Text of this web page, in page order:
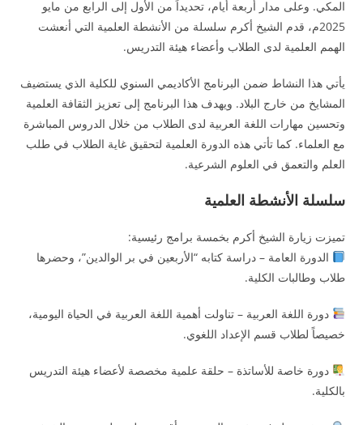
المكي. وعلى مدار أربعة أيام، تحديداً من الأول إلى الرابع من مايو
2025م، قدم الشيخ أكرم سلسلة من الأنشطة العلمية التي أنعشت
الهمم العلمية لدى الطلاب وأعضاء هيئة التدريس.
يأتي هذا النشاط ضمن البرنامج الأكاديمي السنوي للكلية الذي يستضيف
المشايخ من خارج البلاد. ويهدف هذا البرنامج إلى تعزيز الثقافة العلمية
وتحسين مهارات اللغة العربية لدى الطلاب من خلال الدروس المباشرة
مع العلماء. كما تأتي هذه الدورة العلمية لتحقيق غاية الطلاب في طلب
العلم والتعمق في العلوم الشرعية.
سلسلة الأنشطة العلمية
تميزت زيارة الشيخ أكرم بخمسة برامج رئيسية:
الدورة العامة – دراسة كتابه “الأربعين في بر الوالدين”، وحضرها
طلاب وطالبات الكلية.
دورة اللغة العربية – تناولت أهمية اللغة العربية في الحياة اليومية،
خصيصاً لطلاب قسم الإعداد اللغوي.
دورة خاصة للأساتذة – حلقة علمية مخصصة لأعضاء هيئة التدريس
بالكلية.